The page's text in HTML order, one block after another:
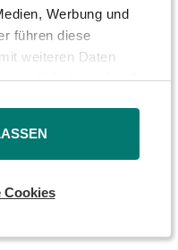
Werbung und
führen diese
weiteren Daten
haben oder die
Cookies